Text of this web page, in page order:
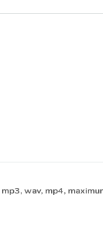
mp3, wav, mp4,